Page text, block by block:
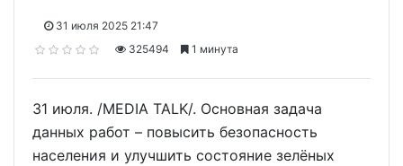
31 июля 2025 21:47
325494
1 минута
31 июля. /MEDIA TALK/. Основная задача
данных работ – повысить безопасность
населения и улучшить состояние зелёных